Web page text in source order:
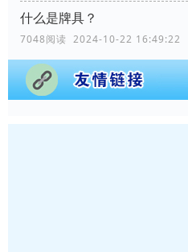
什么是牌具？
7048阅读 2024-10-22 16:49:22